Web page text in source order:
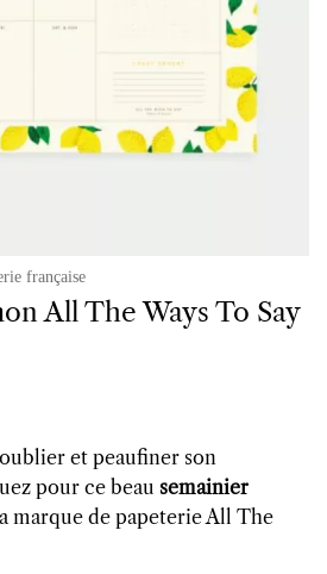
française
All The Ways To Say
et peaufiner son
pour ce beau semainier
marque de papeterie All The